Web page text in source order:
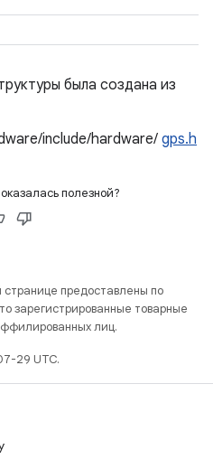
была создана из
include/hardware/gps.h
полезной?
странице предоставлены по
зарегистрированные товарные
лиц.
29 UTC.